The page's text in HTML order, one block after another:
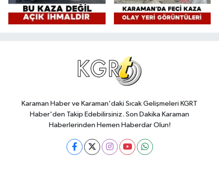
Karaman Haber ve Karaman'daki Sıcak Gelişmeleri KGRT
Haber'den Takip Edebilirsiniz. Son Dakika Karaman
Haberlerinden Hemen Haberdar Olun!